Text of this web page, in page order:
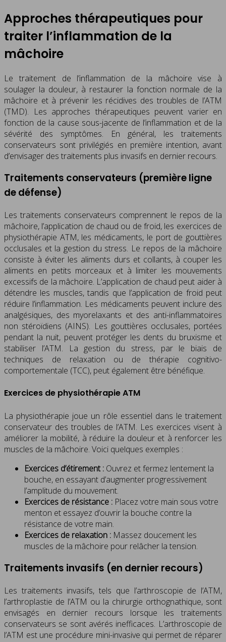
Approches thérapeutiques pour
traiter l’inflammation de la
mâchoire
Le traitement de l’inflammation de la mâchoire vise à
soulager la douleur, à restaurer la fonction normale de la
mâchoire et à prévenir les récidives des troubles de l’ATM
(TMD). Les approches thérapeutiques peuvent varier en
fonction de la cause sous-jacente de l’inflammation et de la
sévérité des symptômes. En général, les traitements
conservateurs sont privilégiés en première intention, avant
d’envisager des traitements plus invasifs en dernier recours.
Traitements conservateurs (première ligne
de défense)
Les traitements conservateurs comprennent le repos de la
mâchoire, l’application de chaud ou de froid, les exercices de
physiothérapie ATM, les médicaments, le port de gouttières
occlusales et la gestion du stress. Le repos de la mâchoire
consiste à éviter les aliments durs et collants, à couper les
aliments en petits morceaux et à limiter les mouvements
excessifs de la mâchoire. L’application de chaud peut aider à
détendre les muscles, tandis que l’application de froid peut
réduire l’inflammation. Les médicaments peuvent inclure des
analgésiques, des myorelaxants et des anti-inflammatoires
non stéroïdiens (AINS). Les gouttières occlusales, portées
pendant la nuit, peuvent protéger les dents du bruxisme et
stabiliser l’ATM. La gestion du stress, par le biais de
techniques de relaxation ou de thérapie cognitivo-
comportementale (TCC), peut également être bénéfique.
Exercices de physiothérapie ATM
La physiothérapie joue un rôle essentiel dans le traitement
conservateur des troubles de l’ATM. Les exercices visent à
améliorer la mobilité, à réduire la douleur et à renforcer les
muscles de la mâchoire. Voici quelques exemples :
Exercices d’étirement : Ouvrez et fermez lentement la
bouche, en essayant d’augmenter progressivement
l’amplitude du mouvement.
Exercices de résistance : Placez votre main sous votre
menton et essayez d’ouvrir la bouche contre la
résistance de votre main.
Exercices de relaxation : Massez doucement les
muscles de la mâchoire pour relâcher la tension.
Traitements invasifs (en dernier recours)
Les traitements invasifs, tels que l’arthroscopie de l’ATM,
l’arthroplastie de l’ATM ou la chirurgie orthognathique, sont
envisagés en dernier recours lorsque les traitements
conservateurs se sont avérés inefficaces. L’arthroscopie de
l’ATM est une procédure mini-invasive qui permet de réparer